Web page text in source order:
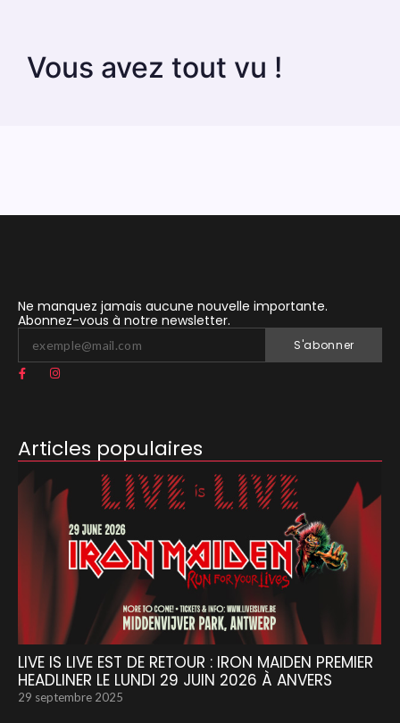
Vous avez tout vu !
Ne manquez jamais aucune nouvelle importante.
Abonnez-vous à notre newsletter.
S'abonner
Articles populaires
LIVE IS LIVE EST DE RETOUR : IRON MAIDEN PREMIER
HEADLINER LE LUNDI 29 JUIN 2026 À ANVERS
29 septembre 2025